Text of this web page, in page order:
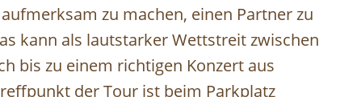
zu machen, einen Partner zu
kann als lautstarker Wettstreit zwischen
bis zu einem richtigen Konzert aus
der Tour ist beim Parkplatz